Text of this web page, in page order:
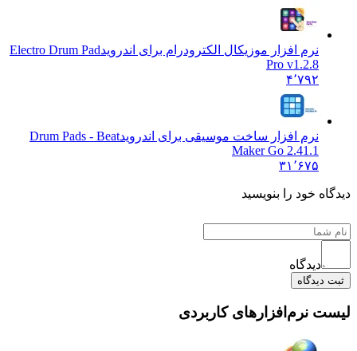
نرم افزار موزیکال الکترودرام برای اندروید Electro Drum Pad
Pro v1.2.8
نرم افزار ساخت موسیقی برای اندروید Drum Pads - Beat
Maker Go 2.41.1
۳۱٬۶۷۵
خود را بنویسید
نرم‌افزارهای کاربردی